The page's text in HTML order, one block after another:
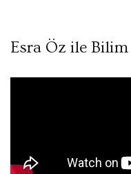
Esra Öz ile